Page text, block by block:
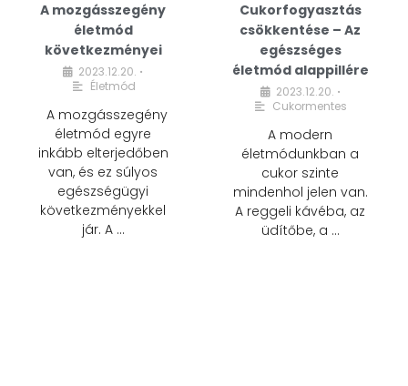
A mozgásszegény
életmód
következményei
2023.12.20. •
Életmód
A mozgásszegény
életmód egyre
inkább elterjedőben
van, és ez súlyos
egészségügyi
következményekkel
jár. A …
Cukorfogyasztás
csökkentése – Az
egészséges
életmód alappillére
2023.12.20. •
Cukormentes
A modern
életmódunkban a
cukor szinte
mindenhol jelen van.
A reggeli kávéba, az
üdítőbe, a …